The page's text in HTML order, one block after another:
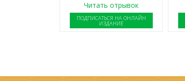
Читать отрывок
ПОДПИСАТЬСЯ НА ОНЛАЙН
ИЗДАНИЕ